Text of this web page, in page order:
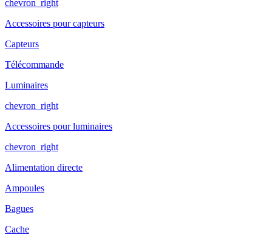
chevron_right
Accessoires pour capteurs
Capteurs
Télécommande
Luminaires
chevron_right
Accessoires pour luminaires
chevron_right
Alimentation directe
Ampoules
Bagues
Cache